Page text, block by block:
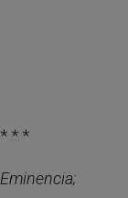
* * *
Eminencia;